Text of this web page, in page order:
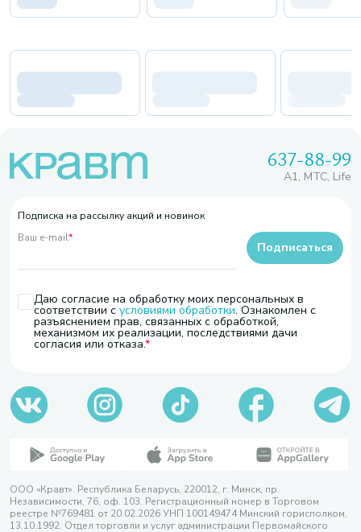
637-88-99
A1, МТС, Life
Подписка на рассылку акций и новинок
Ваш e-mail*
Даю согласие на обработку моих персональных в
соответствии с условиями обработки. Ознакомлен с
разъяснением прав, связанных с обработкой,
механизмом их реализации, последствиями дачи
согласия или отказа.
Подписаться
ООО «Кравт». Республика Беларусь, 220012, г. Минск, пр.
Независимости, 76, оф. 103. Регистрационный номер в Торговом
реестре №769481 от 20.02.2026 УНП 100149474 Минский горисполком,
13.10.1992. Отдел торговли и услуг администрации Первомайского